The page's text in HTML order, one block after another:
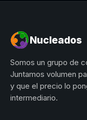
Nucleados
Somos un grupo de
Juntamos volumen
y que el precio lo
intermediario.